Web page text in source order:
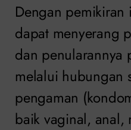
Dengan
dapat menyerang
dan penularannya
melalui hubungan
pengaman
baik vaginal, anal,